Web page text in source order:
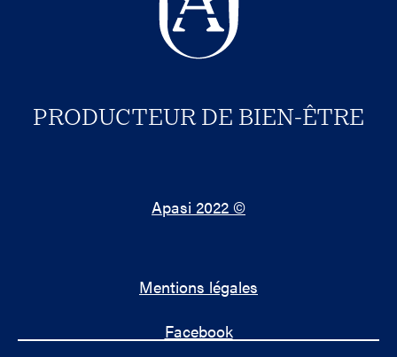
PRODUCTEUR DE BIEN-ÊTRE
Apasi 2022 ©
Mentions légales
Facebook